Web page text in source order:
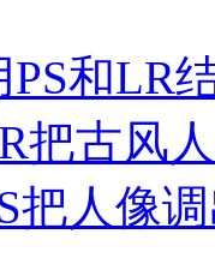
和LR
把古风
把人像